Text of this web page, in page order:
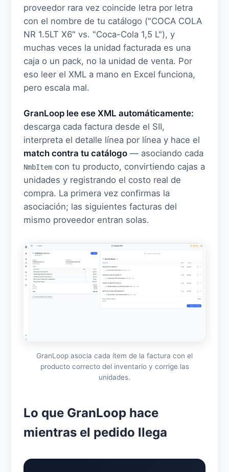
proveedor rara vez coincide letra por letra
con el nombre de tu catálogo ("COCA COLA
NR 1.5LT X6" vs. "Coca-Cola 1,5 L"), y
muchas veces la unidad facturada es una
caja o un pack, no la unidad de venta. Por
eso leer el XML a mano en Excel funciona,
pero escala mal.
GranLoop lee ese XML automáticamente:
descarga cada factura desde el SII,
interpreta el detalle línea por línea y hace el
match contra tu catálogo — asociando cada
NmbItem con tu producto, convirtiendo cajas a
unidades y registrando el costo real de
compra. La primera vez confirmas la
asociación; las siguientes facturas del
mismo proveedor entran solas.
GranLoop asocia cada ítem de la factura con el
producto correcto del inventario y corrige las
unidades.
Lo que GranLoop hace
mientras el pedido llega